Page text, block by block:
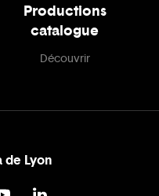
Productions
catalogue
Découvrir
de Lyon